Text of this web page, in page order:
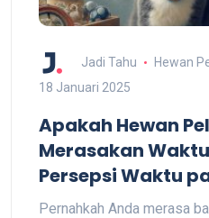
Jadi Tahu
Hewan
18 Januari 2025
Apakah Hewan
Merasakan
Persepsi Waktu
Pernahkah Anda merasa